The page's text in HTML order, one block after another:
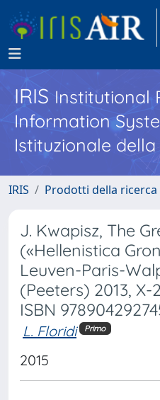
IRISInstitutional
Information
Istituzionale della
IRIS Prodotti della ricerca
J. Kwapisz, The
(«Hellenistica
Leuven-Paris-
(Peeters) 2013, X-
ISBN
L. Floridi Primo
2015